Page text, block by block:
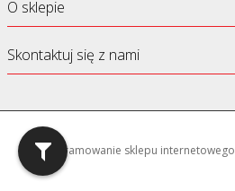
O sklepie
Skontaktuj się z nami
oprogramowanie sklepu internetowego